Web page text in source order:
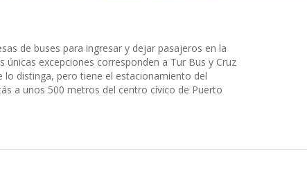
de buses para ingresar y dejar pasajeros en la
únicas excepciones corresponden a Tur Bus y Cruz
lo distinga, pero tiene el estacionamiento del
a unos 500 metros del centro cívico de Puerto